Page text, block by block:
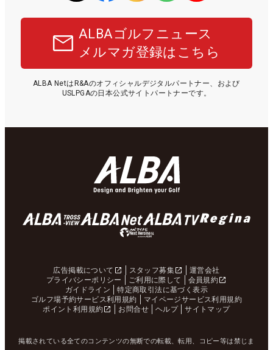
ALBAゴルフニュース
メルマガ登録はこちら
ALBA NetはR&Aのオフィシャルデジタルパートナー、および
USLPGAの日本公式サイトパートナーです。
広告掲載について スタッフ募集
運営会社
プライバシーポリシー
ご利用に際して
会員規約
ガイドライン
特定商取引法に基づく表示
ゴルフ場予約サービス利用規約
マイページサービス利用規約
ポイント利用規約
お問合せ ヘルプ サイトマップ
掲載されている全てのコンテンツの無断での転載、転用、コピー等は禁じま